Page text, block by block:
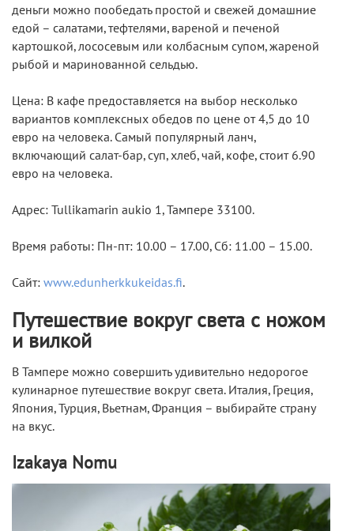
деньги можно пообедать простой и свежей домашние
едой – салатами, тефтелями, вареной и печеной
картошкой, лососевым или колбасным супом, жареной
рыбой и маринованной сельдью.
Цена: В кафе предоставляется на выбор несколько
вариантов комплексных обедов по цене от 4,5 до 10
евро на человека. Самый популярный ланч,
включающий салат-бар, суп, хлеб, чай, кофе, стоит 6.90
евро на человека.
Адрес: Tullikamarin aukio 1, Тампере 33100.
Время работы: Пн-пт: 10.00 – 17.00, Сб: 11.00 – 15.00.
Сайт: www.edunherkkukeidas.fi.
Путешествие вокруг света с ножом
и вилкой
В Тампере можно совершить удивительно недорогое
кулинарное путешествие вокруг света. Италия, Греция,
Япония, Турция, Вьетнам, Франция – выбирайте страну
на вкус.
Izakaya Nomu